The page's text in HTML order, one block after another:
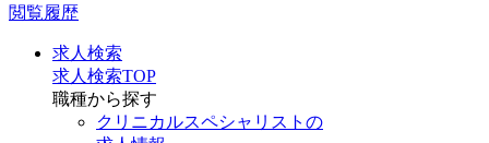
閲覧履歴
求人検索
求人検索TOP
職種から探す
クリニカルスペシャリストの